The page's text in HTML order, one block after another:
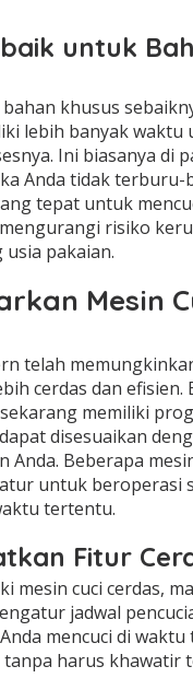
untuk
khusus
lebih banyak waktu
Ini biasanya di
Anda tidak terburu-
tepat untuk
risiko
pakaian.
Mesin
telah
cerdas dan efisien.
memiliki
disesuaikan
Anda. Beberapa
untuk beroperasi
tertentu.
Fitur
mesin cuci cerdas,
jadwal
mencuci di
tanpa harus khawatir